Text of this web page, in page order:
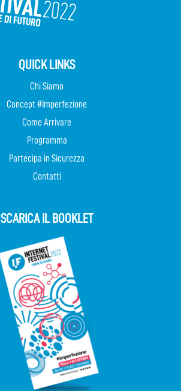
QUICK LINKS
Chi Siamo
Concept #Imperfezione
Come Arrivare
Programma
Partecipa in Sicurezza
Contatti
SCARICA IL BOOKLET